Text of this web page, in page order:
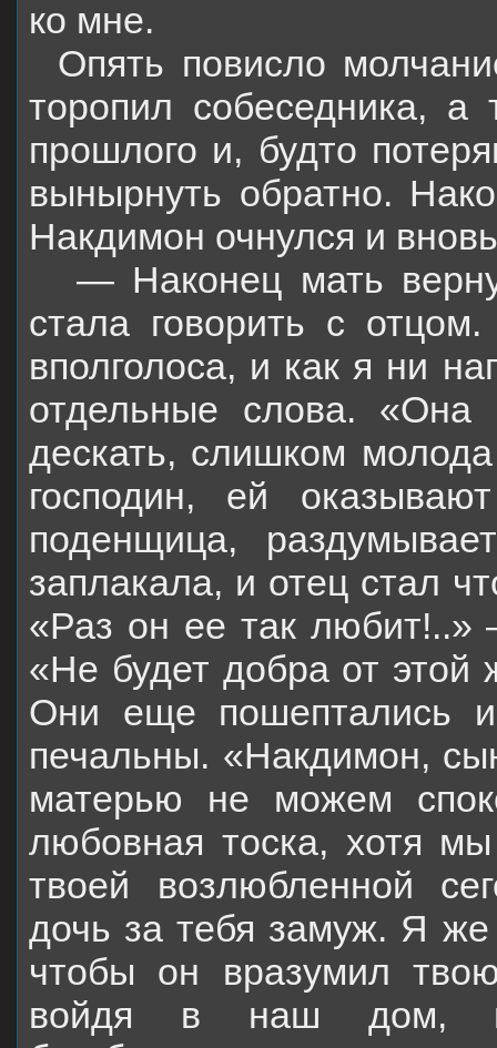
ко мне.
Опять повисло
торопил собеседника, а
прошлого и, будто
вынырнуть обратно.
Накдимон очнулся и
— Наконец мать
стала говорить с
вполголоса, и как я ни
отдельные слова.
дескать, слишком
господин, ей
поденщица,
заплакала, и отец стал
«Раз он ее так
«Не будет добра от
Они еще пошептались
печальны. «Накдимон,
матерью не можем
любовная тоска, хотя
твоей возлюбленной
дочь за тебя замуж. Я
чтобы он вразумил
войдя в наш дом,